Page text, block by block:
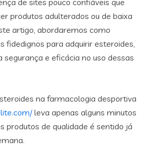
de sites pouco confiáveis que
produtos adulterados ou de baixa
artigo, abordaremos como
fidedignos para adquirir esteroides,
segurança e eficácia no uso dessas
na farmacologia desportiva
leva apenas alguns minutos
produtos de qualidade é sentido já